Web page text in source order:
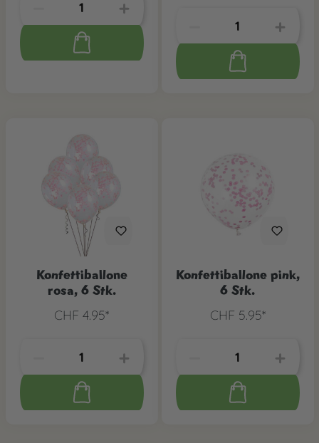
Konfettiballone
rosa, 6 Stk.
CHF 4.95*
Konfettiballone pink,
6 Stk.
CHF 5.95*